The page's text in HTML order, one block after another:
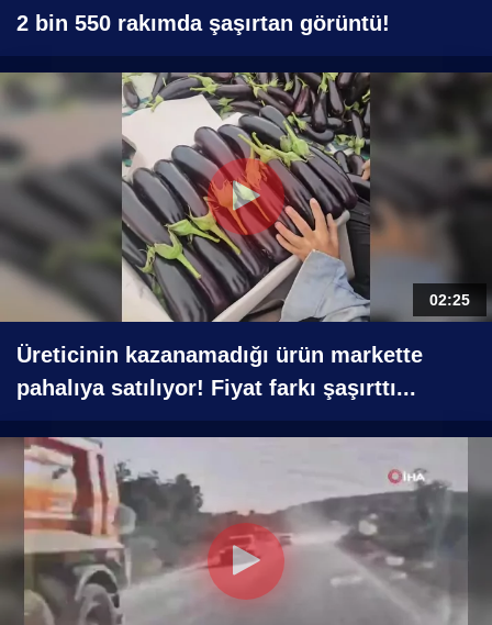
2 bin 550 rakımda şaşırtan görüntü!
02:25
Üreticinin kazanamadığı ürün markette
pahalıya satılıyor! Fiyat farkı şaşırttı...